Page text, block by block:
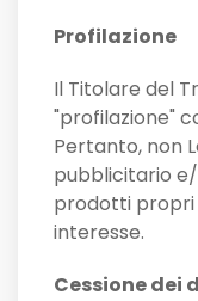
Profilazione
Il Titolare del
"profilazione"
Pertanto, non
pubblicitario
prodotti propri
interesse.
Cessione dei